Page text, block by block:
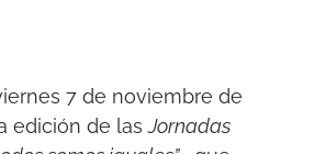
7 de noviembre de
edición de lasJornadas